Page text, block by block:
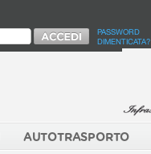
PASSWORD
DIMENTICATA?
AUTOTRASPORTO